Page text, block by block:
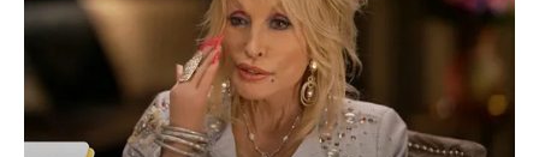
Fail! 10 Potret Makanan Gagal
Dimasak yang Bikin Kamu
Nggak Selera